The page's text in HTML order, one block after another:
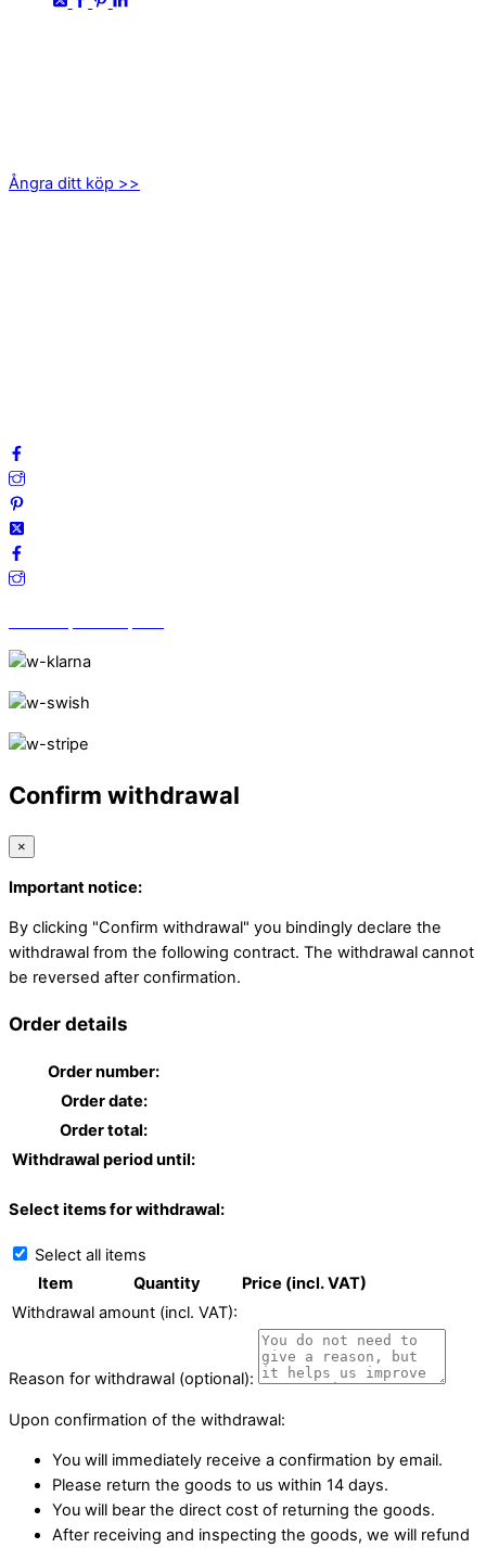
Ångra ditt köp >>
Confirm withdrawal
×
Important notice:
By clicking "Confirm withdrawal" you bindingly declare the
withdrawal from the following contract. The withdrawal cannot
be reversed after confirmation.
Order details
Order number:
Order date:
Order total:
Withdrawal period until:
Select items for withdrawal:
Select all items
Item
Quantity
Price (incl. VAT)
Withdrawal amount (incl. VAT):
Reason for withdrawal (optional):
Upon confirmation of the withdrawal:
You will immediately receive a confirmation by email.
Please return the goods to us within 14 days.
You will bear the direct cost of returning the goods.
After receiving and inspecting the goods, we will refund